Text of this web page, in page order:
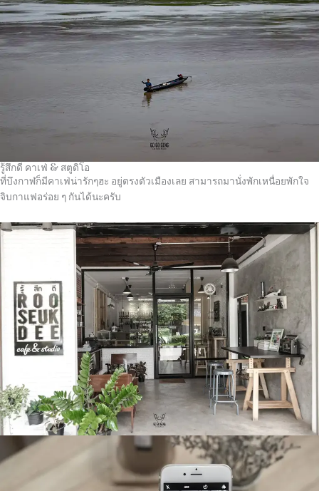
รู้สึกดี คาเฟ่ & สตูดิโอ
ที่บึงกาฬก็มีคาเฟ่น่ารักๆฮะ อยู่ตรงตัวเมืองเลย สามารถมานั่งพักเหนื่อยพักใจ
จิบกาแฟอร่อย ๆ กันได้นะครับ